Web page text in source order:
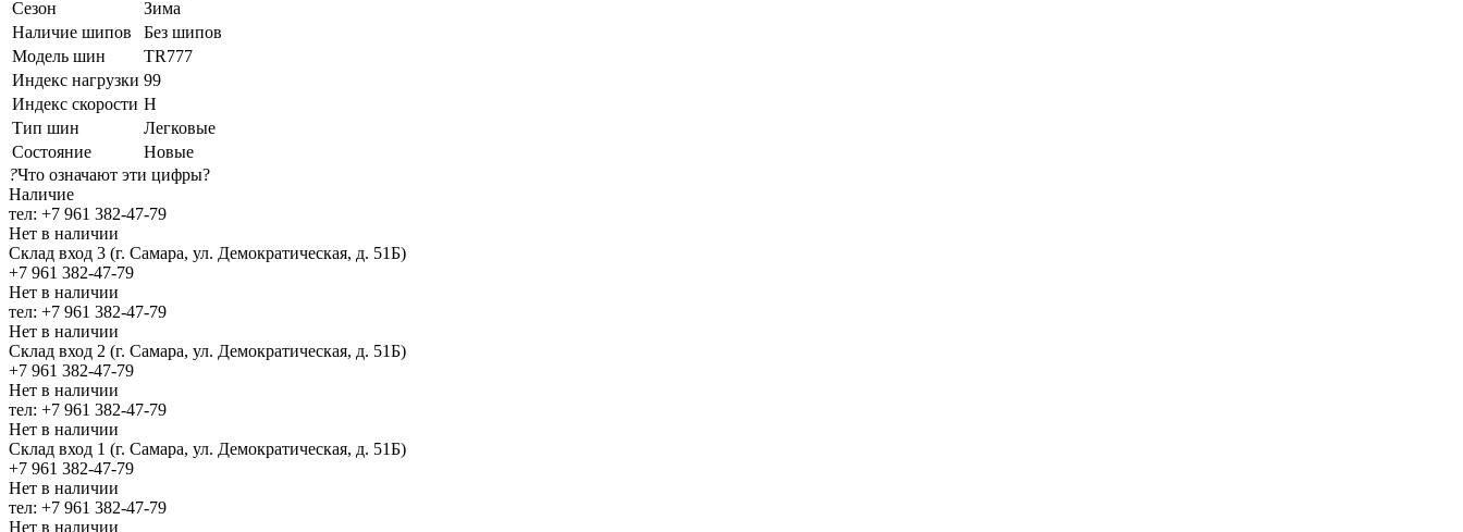
Сезон
Зима
Наличие шипов
Без шипов
Модель шин
TR777
Индекс нагрузки 99
Индекс скорости H
Тип шин
Легковые
Состояние
Новые
?Что означают эти цифры?
Наличие
тел: +7 961 382-47-79
Нет в наличии
Склад вход 3 (г. Самара, ул. Демократическая, д. 51Б)
+7 961 382-47-79
Нет в наличии
тел: +7 961 382-47-79
Нет в наличии
Склад вход 2 (г. Самара, ул. Демократическая, д. 51Б)
+7 961 382-47-79
Нет в наличии
тел: +7 961 382-47-79
Нет в наличии
Склад вход 1 (г. Самара, ул. Демократическая, д. 51Б)
+7 961 382-47-79
Нет в наличии
тел: +7 961 382-47-79
Нет в наличии